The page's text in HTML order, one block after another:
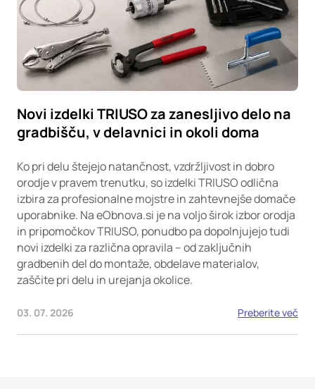
Novi izdelki TRIUSO za zanesljivo delo na
gradbišču, v delavnici in okoli doma
Ko pri delu štejejo natančnost, vzdržljivost in dobro
orodje v pravem trenutku, so izdelki TRIUSO odlična
izbira za profesionalne mojstre in zahtevnejše domače
uporabnike. Na eObnova.si je na voljo širok izbor orodja
in pripomočkov TRIUSO, ponudbo pa dopolnjujejo tudi
novi izdelki za različna opravila – od zaključnih
gradbenih del do montaže, obdelave materialov,
zaščite pri delu in urejanja okolice.
03. 07. 2026 Preberite več